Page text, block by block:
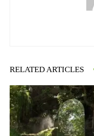
RELATED ARTICLES